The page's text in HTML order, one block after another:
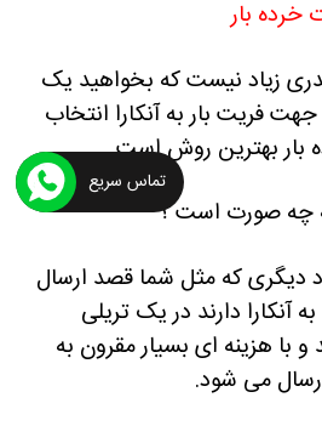
خرده بار
زیاد نیست که بخواهید یک
جهت فریت بار به آنکارا انتخاب
بار بهترین روش است.
چه صورت است ؟
دیگری که مثل شما قصد ارسال
آنکارا دارند در یک تریلی
و با هزینه ای بسیار مقرون به
می شود.
تماس سریع